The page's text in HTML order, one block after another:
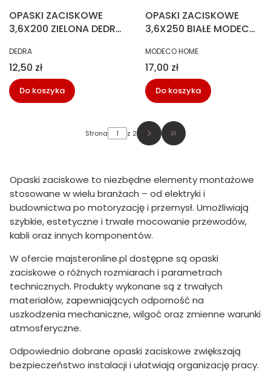
OPASKI ZACISKOWE
3,6X200 ZIELONA DEDRA
PRODUCENT
DEDRA
Cena
12,50 zł
Do koszyka
OPASKI ZACISKOWE
3,6X250 BIAŁE MODECO
PRODUCENT
MODECO HOME
Cena
17,00 zł
Do koszyka
Strona z 2 Przejdź do ostatniej
Opaski zaciskowe to niezbędne elementy montażowe
stosowane w wielu branżach – od elektryki i
budownictwa po motoryzację i przemysł. Umożliwiają
szybkie, estetyczne i trwałe mocowanie przewodów,
kabli oraz innych komponentów.
W ofercie majsteronline.pl dostępne są opaski
zaciskowe o różnych rozmiarach i parametrach
technicznych. Produkty wykonane są z trwałych
materiałów, zapewniających odporność na
uszkodzenia mechaniczne, wilgoć oraz zmienne warunki
atmosferyczne.
Odpowiednio dobrane opaski zaciskowe zwiększają
bezpieczeństwo instalacji i ułatwiają organizację pracy.